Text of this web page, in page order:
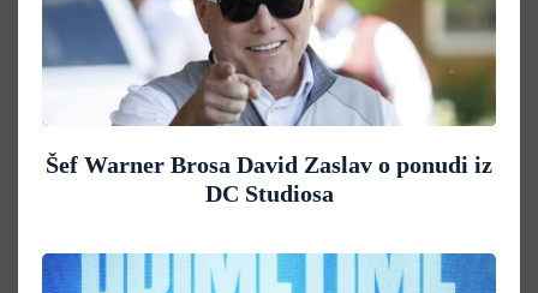
Šef Warner Brosa David Zaslav o ponudi iz
DC Studiosa